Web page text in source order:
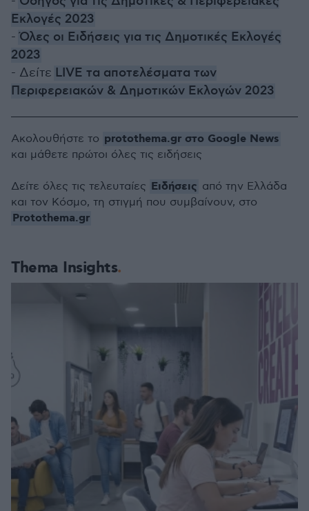
Εκλογές 2023
- Όλες οι Ειδήσεις για τις Δημοτικές Εκλογές
2023
- Δείτε LIVE τα αποτελέσματα των
Περιφερειακών & Δημοτικών Εκλογών 2023
Thema Insights
Ακολουθήστε το protothema.gr στο Google News
και μάθετε πρώτοι όλες τις ειδήσεις
Δείτε όλες τις τελευταίες Ειδήσεις από την Ελλάδα
και τον Κόσμο, τη στιγμή που συμβαίνουν, στο
Protothema.gr